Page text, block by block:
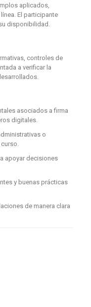
aplicados,
El participante
disponibilidad.
controles de
a verificar la
asociados a firma
digitales.
o
apoyar decisiones
y buenas prácticas
de manera clara